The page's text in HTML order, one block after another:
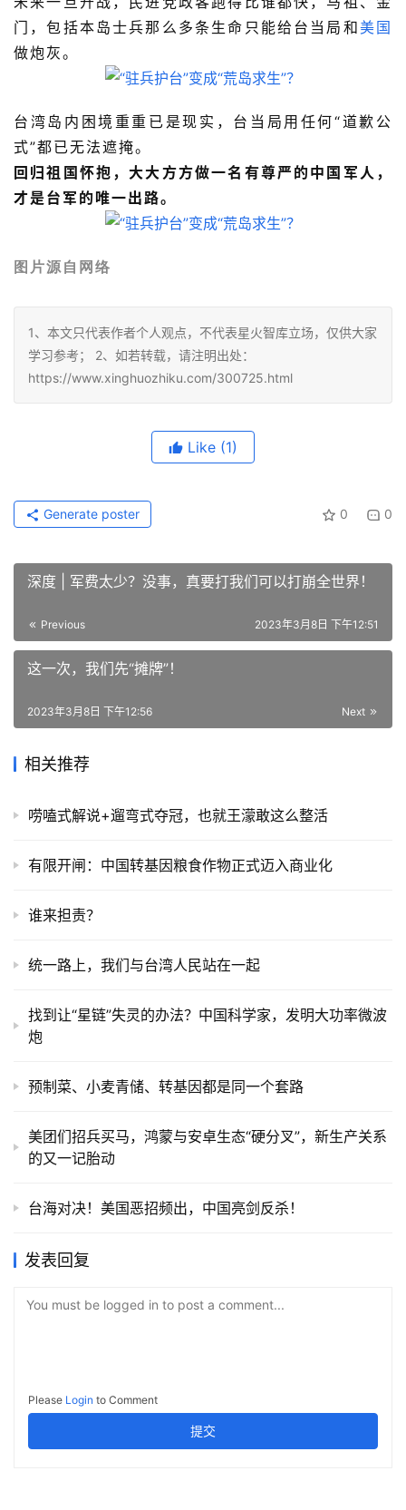
门，包括本岛士兵那么多条生命只能给台当局和美国
做炮灰。
台湾岛内困境重重已是现实，台当局用任何“道歉公
式”都已无法遮掩。
回归祖国怀抱，大大方方做一名有尊严的中国军人，
才是台军的唯一出路。
图片源自网络
1、本文只代表作者个人观点，不代表星火智库立场，仅供大家
学习参考； 2、如若转载，请注明出处：
https://www.xinghuozhiku.com/300725.html
Like (1)
0 0
Generate poster
深度 | 军费太少？没事，真要打我们可以打崩全世界！
Previous 2023年3月8日 下午12:51
这一次，我们先“摊牌”！
Next
2023年3月8日 下午12:56
相关推荐
唠嗑式解说+遛弯式夺冠，也就王濛敢这么整活
有限开闸：中国转基因粮食作物正式迈入商业化
谁来担责？
统一路上，我们与台湾人民站在一起
找到让“星链”失灵的办法？中国科学家，发明大功率微波
炮
预制菜、小麦青储、转基因都是同一个套路
美团们招兵买马，鸿蒙与安卓生态“硬分叉”，新生产关系
的又一记胎动
台海对决！美国恶招频出，中国亮剑反杀！
发表回复
You must be logged in to post a comment...
Please Login to Comment
提交